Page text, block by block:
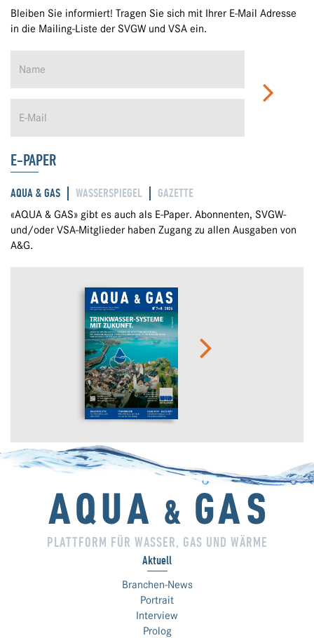
Bleiben Sie informiert! Tragen Sie sich mit Ihrer E-Mail Adresse
in die Mailing-Liste der SVGW und VSA ein.
E-PAPER
AQUA & GAS WASSERSPIEGEL GAZETTE
«AQUA & GAS» gibt es auch als E-Paper. Abonnenten, SVGW-
und/oder VSA-Mitglieder haben Zugang zu allen Ausgaben von
A&G.
PLATTFORM FÜR WASSER, GAS UND WÄRME
Aktuell
Branchen-News
Portrait
Interview
Prolog